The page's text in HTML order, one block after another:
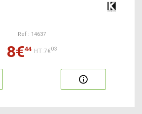
Ref : 14637
8€44 HT:7€03